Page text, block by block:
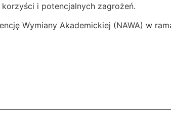
i potencjalnych zagrożeń.
Wymiany Akademickiej (NAWA) w